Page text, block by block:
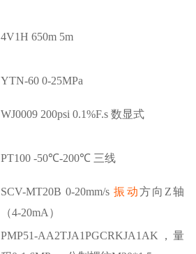
4V1H 650m 5m
YTN-60 0-25MPa
WJ0009 200psi 0.1%F.s 数显式
PT100 -50℃-200℃ 三线
SCV-MT20B 0-20mm/s振动方向 Z轴
（4-20mA）
PMP51-AA2TJA1PGCRKJA1AK，量